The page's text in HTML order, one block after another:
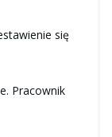
się
Pracownik